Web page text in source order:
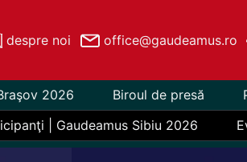
despre noi office@gaudeamus.ro
2026 Biroul de presă
| Gaudeamus Sibiu 2026